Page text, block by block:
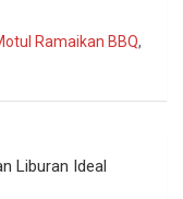
Ramaikan BBQ,
Liburan Ideal